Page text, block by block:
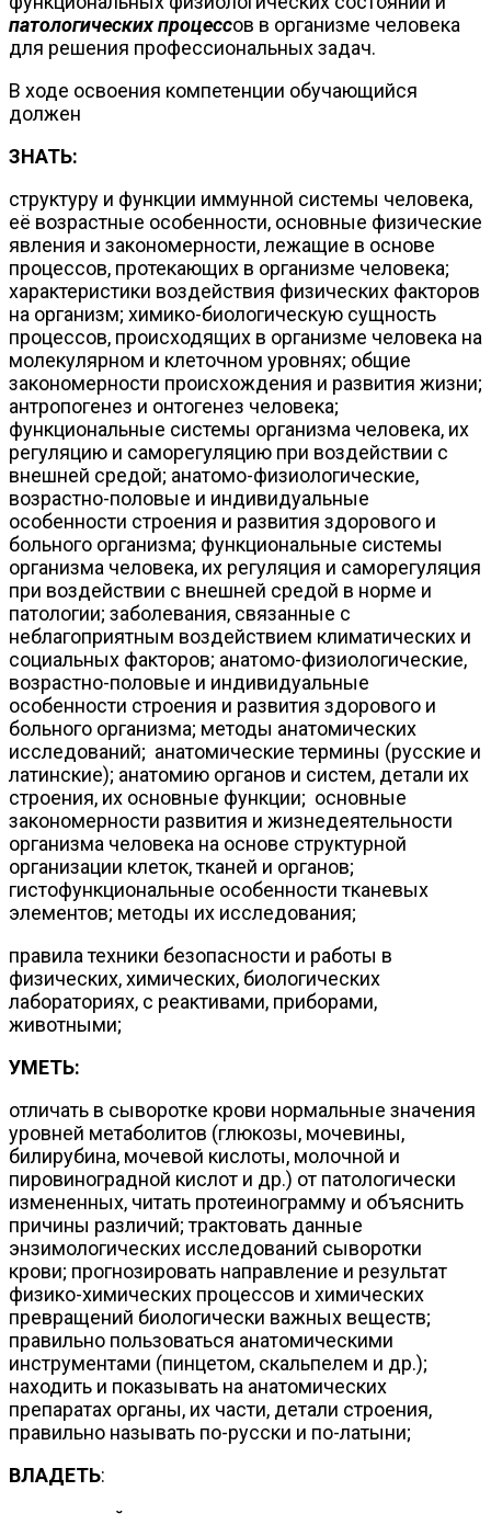
патологических процессов в организме человека
для решения профессиональных задач.
В ходе освоения компетенции обучающийся
должен
ЗНАТЬ:
структуру и функции иммунной системы человека,
её возрастные особенности, основные физические
явления и закономерности, лежащие в основе
процессов, протекающих в организме человека;
характеристики воздействия физических факторов
на организм; химико-биологическую сущность
процессов, происходящих в организме человека на
молекулярном и клеточном уровнях; общие
закономерности происхождения и развития жизни;
антропогенез и онтогенез человека;
функциональные системы организма человека, их
регуляцию и саморегуляцию при воздействии с
внешней средой; анатомо-физиологические,
возрастно-половые и индивидуальные
особенности строения и развития здорового и
больного организма; функциональные системы
организма человека, их регуляция и саморегуляция
при воздействии с внешней средой в норме и
патологии; заболевания, связанные с
неблагоприятным воздействием климатических и
социальных факторов; анатомо-физиологические,
возрастно-половые и индивидуальные
особенности строения и развития здорового и
больного организма; методы анатомических
исследований; анатомические термины (русские и
латинские); анатомию органов и систем, детали их
строения, их основные функции; основные
закономерности развития и жизнедеятельности
организма человека на основе структурной
организации клеток, тканей и органов;
гистофункциональные особенности тканевых
элементов; методы их исследования;
правила техники безопасности и работы в
физических, химических, биологических
лабораториях, с реактивами, приборами,
животными;
УМЕТЬ:
отличать в сыворотке крови нормальные значения
уровней метаболитов (глюкозы, мочевины,
билирубина, мочевой кислоты, молочной и
пировиноградной кислот и др.) от патологически
измененных, читать протеинограмму и объяснить
причины различий; трактовать данные
энзимологических исследований сыворотки
крови; прогнозировать направление и результат
физико-химических процессов и химических
превращений биологически важных веществ;
правильно пользоваться анатомическими
инструментами (пинцетом, скальпелем и др.);
находить и показывать на анатомических
препаратах органы, их части, детали строения,
правильно называть по-русски и по-латыни;
ВЛАДЕТЬ: